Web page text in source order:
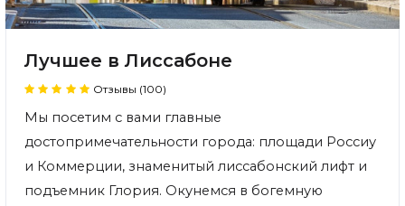
Лучшее в Лиссабоне
Отзывы (100)
Мы посетим с вами главные
достопримечательности города: площади Россиу
и Коммерции, знаменитый лиссабонский лифт и
подъемник Глория. Окунемся в богемную